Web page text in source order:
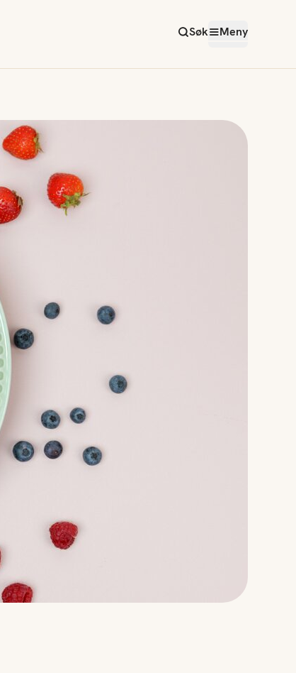
Søk Meny